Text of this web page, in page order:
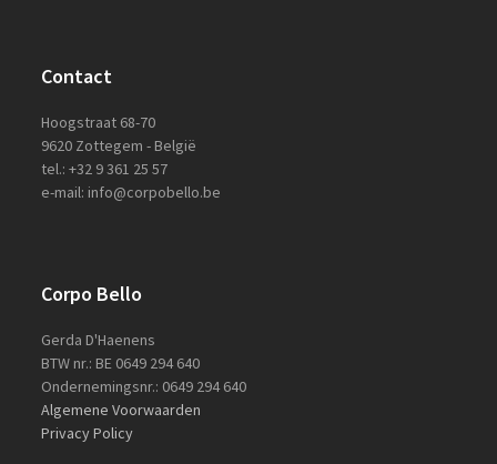
Contact
Hoogstraat 68-70
9620 Zottegem - België
tel.: +32 9 361 25 57
e-mail: info@corpobello.be
Corpo Bello
Gerda D'Haenens
BTW nr.: BE 0649 294 640
Ondernemingsnr.: 0649 294 640
Algemene Voorwaarden
Privacy Policy